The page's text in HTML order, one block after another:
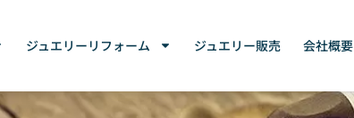
ジュエリーリフォーム ジュエリー販売 会社概要